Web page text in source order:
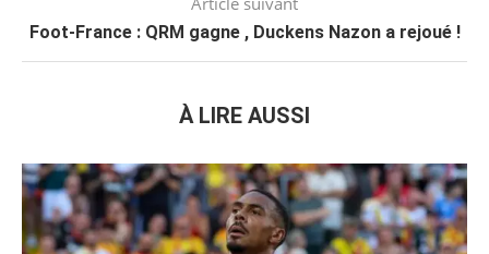
Foot-France : QRM gagne , Duckens Nazon a rejoué !
À LIRE AUSSI